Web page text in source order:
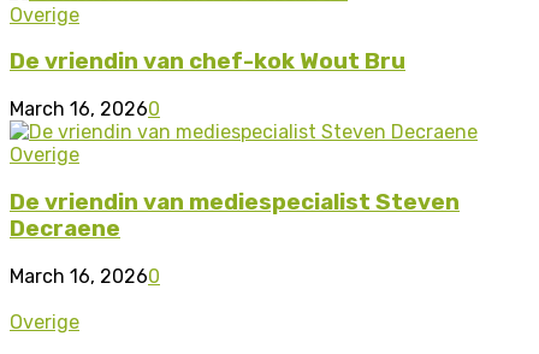
Overige
De vriendin van chef-kok Wout Bru
March 16, 20260
Overige
De vriendin van mediespecialist Steven
Decraene
March 16, 20260
Overige